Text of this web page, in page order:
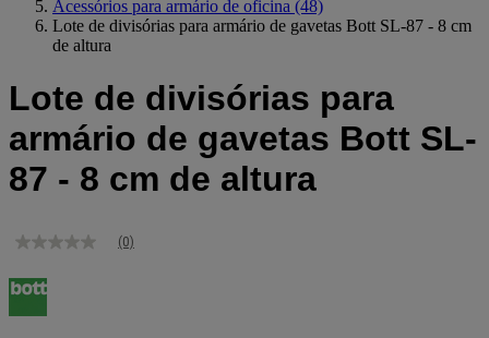
Acessórios para armário de oficina (48)
Lote de divisórias para armário de gavetas Bott SL-87 - 8 cm
de altura
Lote de divisórias para
armário de gavetas Bott SL-
87 - 8 cm de altura
Sem
de
classificação
Link
(0)